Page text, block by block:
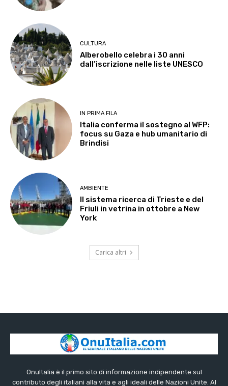
CULTURA
Alberobello celebra i 30 anni
dall’iscrizione nelle liste UNESCO
IN PRIMA FILA
Italia conferma il sostegno al WFP:
focus su Gaza e hub umanitario di
Brindisi
AMBIENTE
Il sistema ricerca di Trieste e del
Friuli in vetrina in ottobre a New
York
Carica altri
OnuItalia è il primo sito di informazione indipendente sul
contributo degli italiani alla vita e agli ideali delle Nazioni Unite. Al